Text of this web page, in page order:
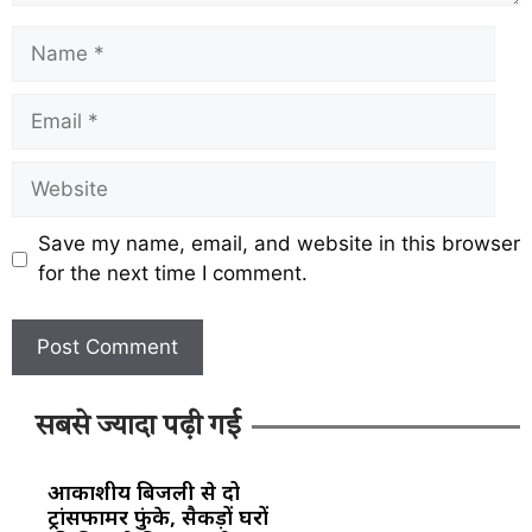
Save my name, email, and website in this browser
for the next time I comment.
सबसे ज्यादा पढ़ी गई
आकाशीय बिजली से दो
ट्रांसफार्मर फुंके, सैकड़ों घरों